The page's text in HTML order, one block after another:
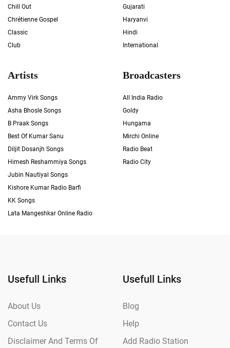
Chill Out
Chrétienne Gospel
Classic
Club
Gujarati
Haryanvi
Hindi
International
Artists
Ammy Virk Songs
Asha Bhosle Songs
B Praak Songs
Best Of Kumar Sanu
Diljit Dosanjh Songs
Himesh Reshammiya Songs
Jubin Nautiyal Songs
Kishore Kumar Radio Barfi
KK Songs
Lata Mangeshkar Online Radio
Broadcasters
All India Radio
Goldy
Hungama
Mirchi Online
Radio Beat
Radio City
Usefull Links
About Us
Contact Us
Disclaimer And Terms Of
Usefull Links
Blog
Help
Add Radio Station